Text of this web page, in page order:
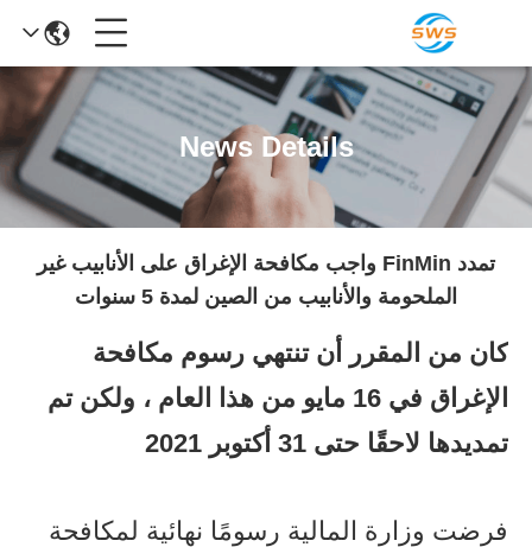
News Details
تمدد FinMin واجب مكافحة الإغراق على الأنابيب غير
الملحومة والأنابيب من الصين لمدة 5 سنوات
كان من المقرر أن تنتهي رسوم مكافحة
الإغراق في 16 مايو من هذا العام ، ولكن تم
تمديدها لاحقًا حتى 31 أكتوبر 2021
فرضت وزارة المالية رسومًا نهائية لمكافحة